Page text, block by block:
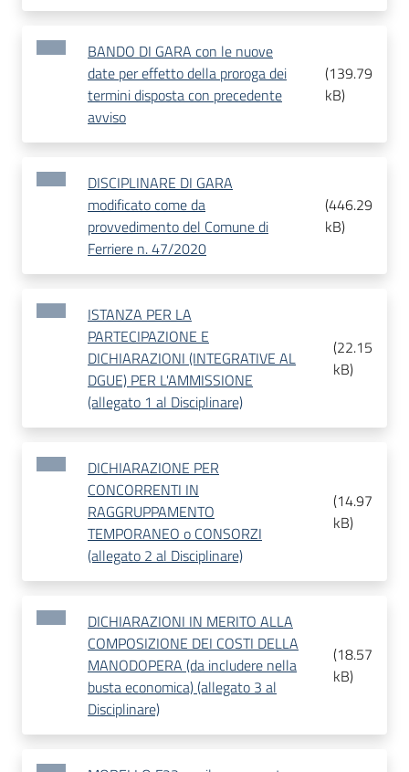
BANDO DI GARA con le nuove
date per effetto della proroga dei
termini disposta con precedente
avviso
(139.79
kB)
DISCIPLINARE DI GARA
modificato come da
provvedimento del Comune di
Ferriere n. 47/2020
(446.29
kB)
ISTANZA PER LA
PARTECIPAZIONE E
DICHIARAZIONI (INTEGRATIVE AL
DGUE) PER L'AMMISSIONE
(allegato 1 al Disciplinare)
(22.15
kB)
DICHIARAZIONE PER
CONCORRENTI IN
RAGGRUPPAMENTO
TEMPORANEO o CONSORZI
(allegato 2 al Disciplinare)
(14.97
kB)
DICHIARAZIONI IN MERITO ALLA
COMPOSIZIONE DEI COSTI DELLA
MANODOPERA (da includere nella
busta economica) (allegato 3 al
Disciplinare)
(18.57
kB)